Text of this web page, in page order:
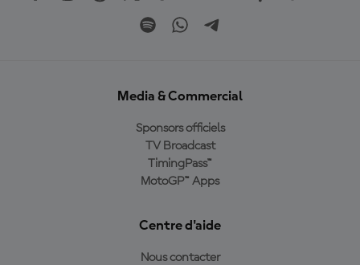
Media & Commercial
Sponsors officiels
TV Broadcast
TimingPass™
MotoGP™ Apps
Centre d'aide
Nous contacter